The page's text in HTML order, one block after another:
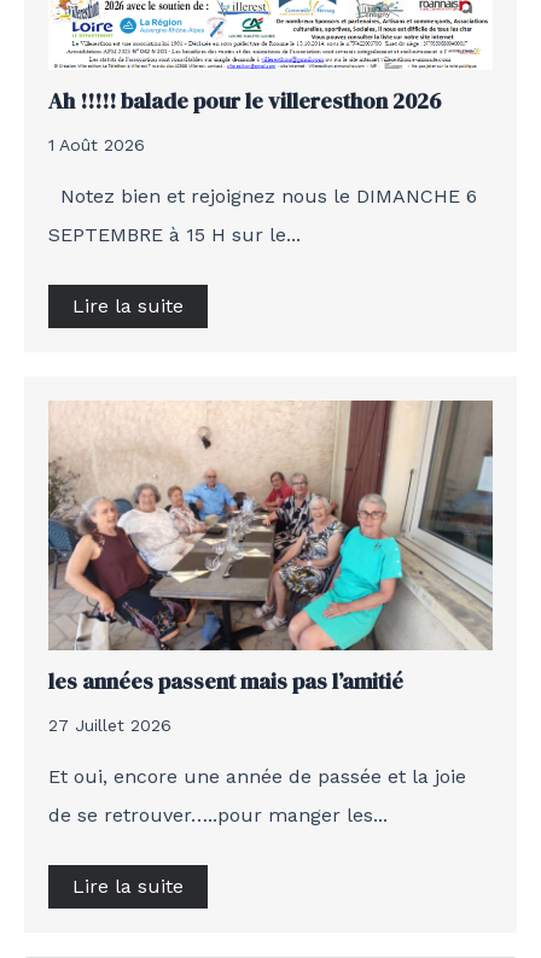
Ah !!!!! balade pour le villeresthon 2026
1 Août 2026
Notez bien et rejoignez nous le DIMANCHE 6
SEPTEMBRE à 15 H sur le...
Lire la suite
les années passent mais pas l’amitié
27 Juillet 2026
Et oui, encore une année de passée et la joie
de se retrouver…..pour manger les...
Lire la suite